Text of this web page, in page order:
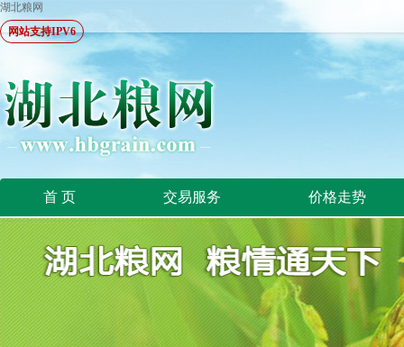
湖北粮网
网站支持IPV6
首 页 交易服务 价格走势